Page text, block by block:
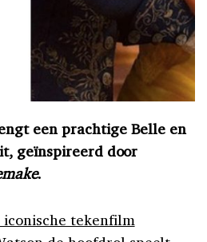
een prachtige Belle en
geïnspireerd door
.
iconische tekenfilm